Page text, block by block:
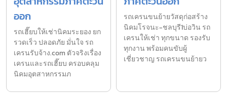
ออก
รถเฮี๊ยบให้เช่านิคมระยอง ยก
รวดเร็ว ปลอดภัย มั่นใจ รถ
เครนรับจ้าง.com ตัวจริงเรื่อง
เครนและรถเฮี๊ยบ ครอบคลุม
นิคมอุตสาหกรรมภ
รถเครนขนย้ายวัสดุก่อสร้าง
นิคมโรจนะ-ชลบุรี1บ่อวิน รถ
เครนให้เช่า ทุกขนาด รองรับ
ทุกงาน พร้อมคนขับผู้
เชี่ยวชาญ รถเครนขนย้ายว